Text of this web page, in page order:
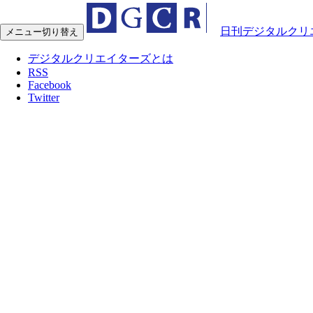
メニュー切り替え 日刊デジタルク
デジタルクリエイターズとは
RSS
Facebook
Twitter